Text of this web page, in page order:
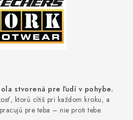
stvorená pre ľudí v pohybe.
ktorú cítiš pri každom kroku, a
pre teba – nie proti tebe.